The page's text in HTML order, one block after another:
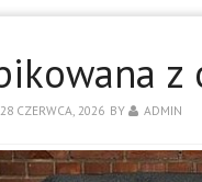
z
28 CZERWCA, 2026 BY ADMIN